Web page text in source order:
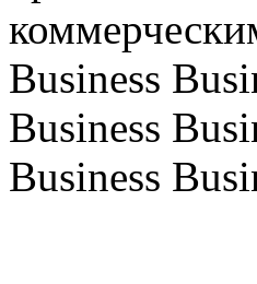
Business
Business
Business